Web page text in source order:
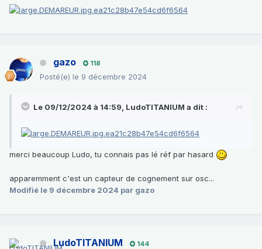
gazo 118
Posté(e) le 9 décembre 2024
Le 09/12/2024 à 14:59, LudoTITANIUM a dit :
merci beaucoup Ludo, tu connais pas lé réf par hasard
apparemment c'est un capteur de cognement sur osc...
Modifié le 9 décembre 2024 par gazo
LudoTITANIUM 144